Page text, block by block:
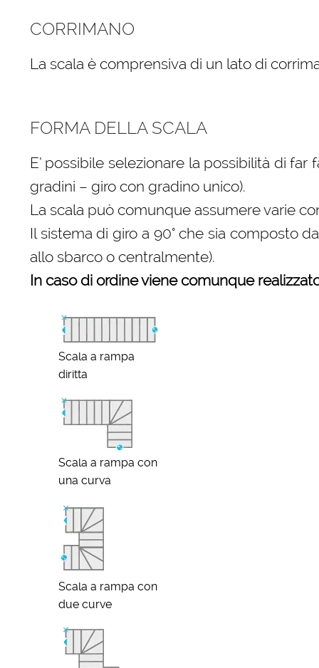
CORRIMANO
La scala è comprensiva di un lato di
FORMA DELLA SCALA
E’ possibile selezionare la possibilità di
gradini – giro con gradino unico).
La scala può comunque assumere varie
Il sistema di giro a 90° che sia composto
allo sbarco o centralmente).
In caso di ordine viene comunque
Scala a rampa
diritta
Scala a rampa con
una curva
Scala a rampa con
due curve